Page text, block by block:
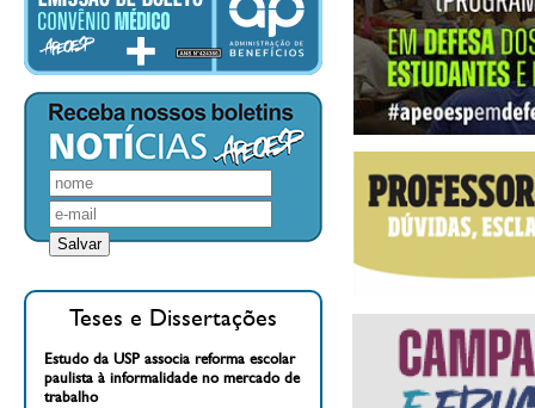
Teses e Dissertações
Estudo da USP associa reforma escolar
paulista à informalidade no mercado de
trabalho